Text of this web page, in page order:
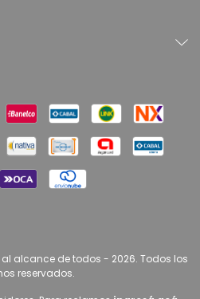
alcance de todos - 2026. Todos los
reservados.